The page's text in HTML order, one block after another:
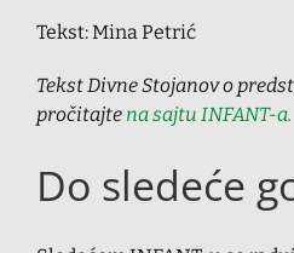
Tekst: Mina Petrić
Tekst Divne Stojanov o
pročitajte na sajtu INFANT-a.
Do sledeće